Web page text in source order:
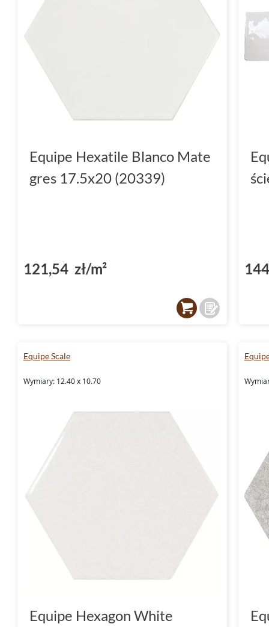
Equipe Hexatile Blanco Mate
gres 17.5x20 (20339)
121,54 zł/m²
Equipe Scale
Wymiary: 12.40 x 10.70
Equipe Hexagon White